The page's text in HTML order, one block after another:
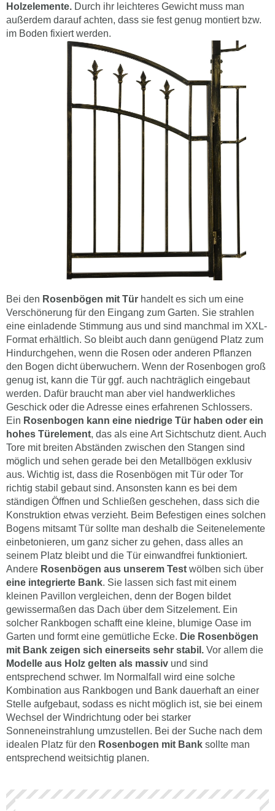
Holzelemente. Durch ihr leichteres Gewicht muss man
außerdem darauf achten, dass sie fest genug montiert bzw.
im Boden fixiert werden.
Bei den Rosenbögen mit Tür handelt es sich um eine
Verschönerung für den Eingang zum Garten. Sie strahlen
eine einladende Stimmung aus und sind manchmal im XXL-
Format erhältlich. So bleibt auch dann genügend Platz zum
Hindurchgehen, wenn die Rosen oder anderen Pflanzen
den Bogen dicht überwuchern. Wenn der Rosenbogen groß
genug ist, kann die Tür ggf. auch nachträglich eingebaut
werden. Dafür braucht man aber viel handwerkliches
Geschick oder die Adresse eines erfahrenen Schlossers.
Ein Rosenbogen kann eine niedrige Tür haben oder ein
hohes Türelement, das als eine Art Sichtschutz dient. Auch
Tore mit breiten Abständen zwischen den Stangen sind
möglich und sehen gerade bei den Metallbögen exklusiv
aus. Wichtig ist, dass die Rosenbögen mit Tür oder Tor
richtig stabil gebaut sind. Ansonsten kann es bei dem
ständigen Öffnen und Schließen geschehen, dass sich die
Konstruktion etwas verzieht. Beim Befestigen eines solchen
Bogens mitsamt Tür sollte man deshalb die Seitenelemente
einbetonieren, um ganz sicher zu gehen, dass alles an
seinem Platz bleibt und die Tür einwandfrei funktioniert.
Andere Rosenbögen aus unserem Test wölben sich über
eine integrierte Bank. Sie lassen sich fast mit einem
kleinen Pavillon vergleichen, denn der Bogen bildet
gewissermaßen das Dach über dem Sitzelement. Ein
solcher Rankbogen schafft eine kleine, blumige Oase im
Garten und formt eine gemütliche Ecke. Die Rosenbögen
mit Bank zeigen sich einerseits sehr stabil. Vor allem die
Modelle aus Holz gelten als massiv und sind
entsprechend schwer. Im Normalfall wird eine solche
Kombination aus Rankbogen und Bank dauerhaft an einer
Stelle aufgebaut, sodass es nicht möglich ist, sie bei einem
Wechsel der Windrichtung oder bei starker
Sonneneinstrahlung umzustellen. Bei der Suche nach dem
idealen Platz für den Rosenbogen mit Bank sollte man
entsprechend weitsichtig planen.